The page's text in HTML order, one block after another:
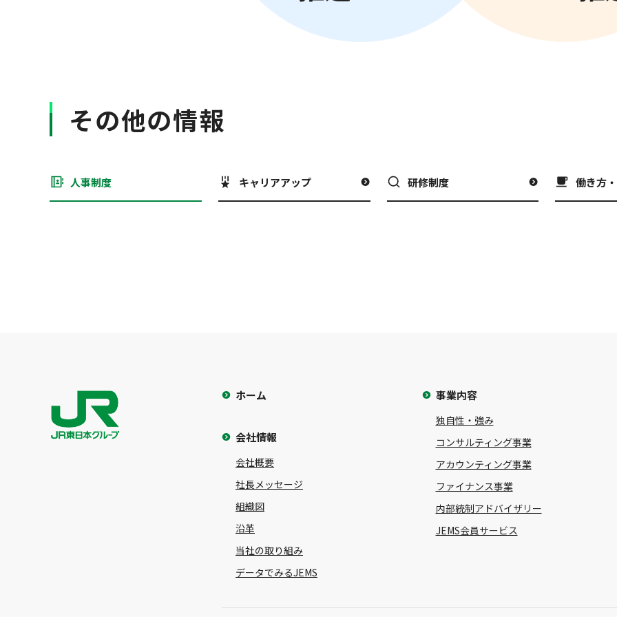
その他の情報
人事制度 キャリアアップ 研修制度 働き方
ホーム
会社情報
会社概要
社長メッセージ
組織図
沿革
当社の取り組み
データでみるJEMS
事業内容
独自性・強み
コンサルティング事業
アカウンティング事業
ファイナンス事業
内部統制アドバイザリー
JEMS会員サービス